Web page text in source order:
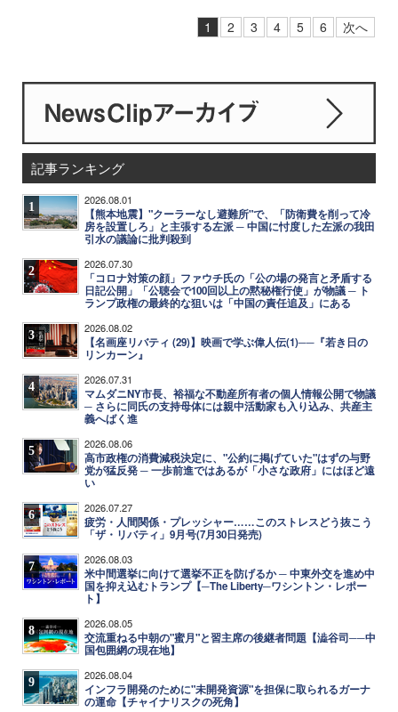
1 2 3 4 5 6 次へ
記事ランキング
1 2026.08.01
【熊本地震】"クーラーなし避難所"で、「防衛費を削って冷
房を設置しろ」と主張する左派 ─ 中国に忖度した左派の我田
引水の議論に批判殺到
2 2026.07.30
「コロナ対策の顔」ファウチ氏の「公の場の発言と矛盾する
日記公開」「公聴会で100回以上の黙秘権行使」が物議 ─ ト
ランプ政権の最終的な狙いは「中国の責任追及」にある
3 2026.08.02
【名画座リバティ (29)】映画で学ぶ偉人伝(1)──『若き日の
リンカーン』
4 2026.07.31
マムダニNY市長、裕福な不動産所有者の個人情報公開で物議
─ さらに同氏の支持母体には親中活動家も入り込み、共産主
義へばく進
5 2026.08.06
高市政権の消費減税決定に、"公約に掲げていた"はずの与野
党が猛反発 ─ 一歩前進ではあるが「小さな政府」にはほど遠
い
6 2026.07.27
疲労・人間関係・プレッシャー……このストレスどう抜こう
「ザ・リバティ」9月号(7月30日発売)
7 2026.08.03
米中間選挙に向けて選挙不正を防げるか ─ 中東外交を進め中
国を抑え込むトランプ【─The Liberty─ワシントン・レポー
ト】
8 2026.08.05
交流重ねる中朝の"蜜月"と習主席の後継者問題【澁谷司──中
国包囲網の現在地】
9 2026.08.04
インフラ開発のために"未開発資源"を担保に取られるガーナ
の運命【チャイナリスクの死角】